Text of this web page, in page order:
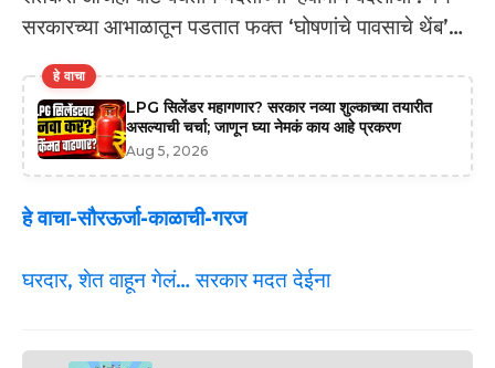
सरकारच्या आभाळातून पडतात फक्त ‘घोषणांचे पावसाचे थेंब’…
हे वाचा
LPG सिलेंडर महागणार? सरकार नव्या शुल्काच्या तयारीत
असल्याची चर्चा; जाणून घ्या नेमकं काय आहे प्रकरण
Aug 5, 2026
हे वाचा-सौरऊर्जा-काळाची-गरज
घरदार, शेत वाहून गेलं… सरकार मदत देईना